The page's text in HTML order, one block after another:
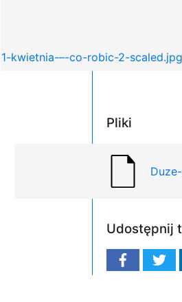
kwietnia-–-co-robic-2-scaled.jpg
Pliki
Udostępnij